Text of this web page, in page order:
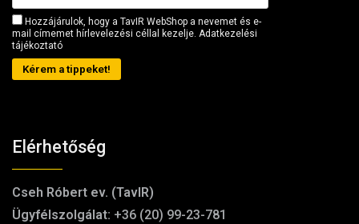
Hozzájárulok, hogy a TavIR WebShop a nevemet és e-
mail címemet hírlevelezési céllal kezelje. Adatkezelési
tájékoztató
Kérem a tippeket!
Elérhetőség
Cseh Róbert ev. (TavIR)
Ügyfélszolgálat: +36 (20) 99-23-781